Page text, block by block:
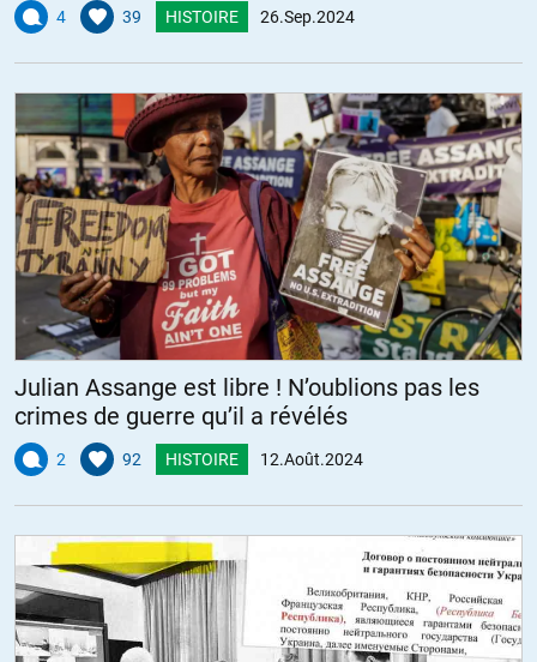
4 39 HISTOIRE 26.Sep.2024
Julian Assange est libre ! N’oublions pas les
crimes de guerre qu’il a révélés
2 92 HISTOIRE 12.Août.2024